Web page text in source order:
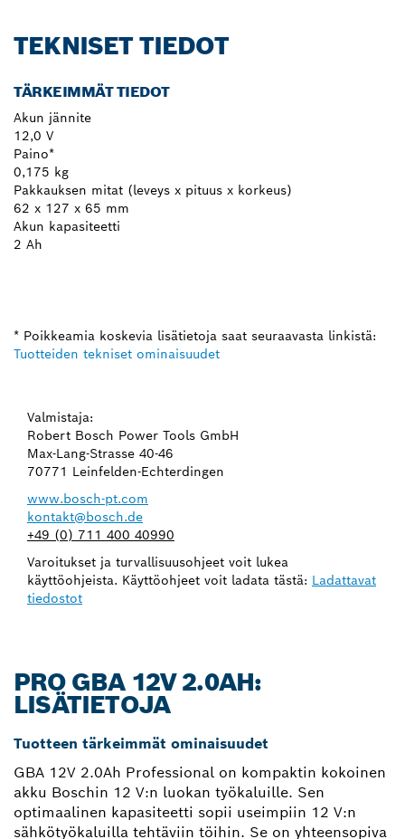
TEKNISET TIEDOT
TÄRKEIMMÄT TIEDOT
Akun jännite
12,0 V
Paino*
0,175 kg
Pakkauksen mitat (leveys x pituus x korkeus)
62 x 127 x 65 mm
Akun kapasiteetti
2 Ah
* Poikkeamia koskevia lisätietoja saat seuraavasta linkistä:
Tuotteiden tekniset ominaisuudet
Valmistaja:
Robert Bosch Power Tools GmbH
Max-Lang-Strasse 40-46
70771 Leinfelden-Echterdingen
www.bosch-pt.com
kontakt@bosch.de
+49 (0) 711 400 40990
Varoitukset ja turvallisuusohjeet voit lukea
käyttöohjeista. Käyttöohjeet voit ladata tästä: Ladattavat
tiedostot
PRO GBA 12V 2.0AH:
LISÄTIETOJA
Tuotteen tärkeimmät ominaisuudet
GBA 12V 2.0Ah Professional on kompaktin kokoinen
akku Boschin 12 V:n luokan työkaluille. Sen
optimaalinen kapasiteetti sopii useimpiin 12 V:n
sähkötyökaluilla tehtäviin töihin. Se on yhteensopiva